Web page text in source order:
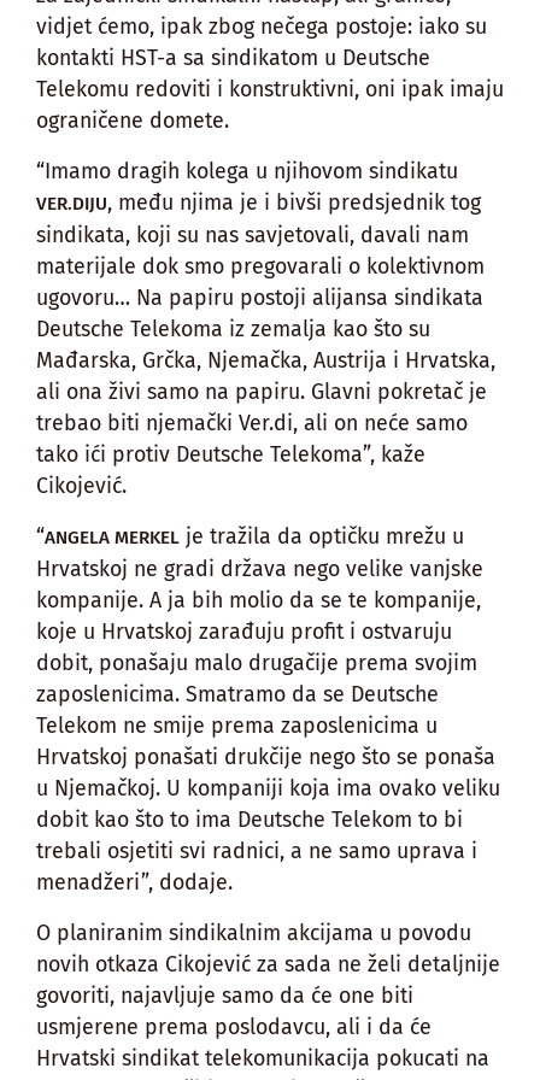
vidjet ćemo, ipak zbog nečega postoje: iako su
kontakti HST-a sa sindikatom u Deutsche
Telekomu redoviti i konstruktivni, oni ipak imaju
ograničene domete.
“Imamo dragih kolega u njihovom sindikatu
VER.DIJU, među njima je i bivši predsjednik tog
sindikata, koji su nas savjetovali, davali nam
materijale dok smo pregovarali o kolektivnom
ugovoru… Na papiru postoji alijansa sindikata
Deutsche Telekoma iz zemalja kao što su
Mađarska, Grčka, Njemačka, Austrija i Hrvatska,
ali ona živi samo na papiru. Glavni pokretač je
trebao biti njemački Ver.di, ali on neće samo
tako ići protiv Deutsche Telekoma”, kaže
Cikojević.
“ANGELA MERKEL je tražila da optičku mrežu u
Hrvatskoj ne gradi država nego velike vanjske
kompanije. A ja bih molio da se te kompanije,
koje u Hrvatskoj zarađuju profit i ostvaruju
dobit, ponašaju malo drugačije prema svojim
zaposlenicima. Smatramo da se Deutsche
Telekom ne smije prema zaposlenicima u
Hrvatskoj ponašati drukčije nego što se ponaša
u Njemačkoj. U kompaniji koja ima ovako veliku
dobit kao što to ima Deutsche Telekom to bi
trebali osjetiti svi radnici, a ne samo uprava i
menadžeri”, dodaje.
O planiranim sindikalnim akcijama u povodu
novih otkaza Cikojević za sada ne želi detaljnije
govoriti, najavljuje samo da će one biti
usmjerene prema poslodavcu, ali i da će
Hrvatski sindikat telekomunikacija pokucati na